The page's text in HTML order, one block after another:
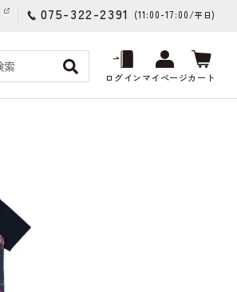
075-322-2391 (11:00-17:00/平日)
ログインマイページカート